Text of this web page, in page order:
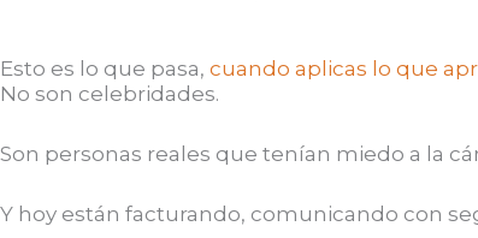
Esto es lo que pasa, cuando aplicas lo que
No son celebridades.
Son personas reales que tenían miedo a la
Y hoy están facturando, comunicando con